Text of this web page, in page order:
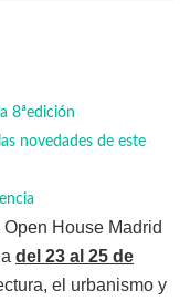
8ªedición
novedades de este
Open House Madrid
del 23 al 25 de
el urbanismo y